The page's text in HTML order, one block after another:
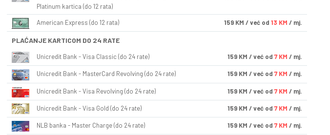
Platinum kartica (do 12 rata)
American Express (do 12 rata) 159 KM / već od 13 KM / mj.
PLAĆANJE KARTICOM DO 24 RATE
Unicredit Bank - Visa Classic (do 24 rate) 159 KM / već od 7 KM / mj.
Unicredit Bank - MasterCard Revolving (do 24 rate) 159 KM / već od 7 KM / mj.
Unicredit Bank - Visa Revolving (do 24 rate) 159 KM / već od 7 KM / mj.
Unicredit Bank - Visa Gold (do 24 rate) 159 KM / već od 7 KM / mj.
NLB banka - Master Charge (do 24 rate) 159 KM / već od 7 KM / mj.